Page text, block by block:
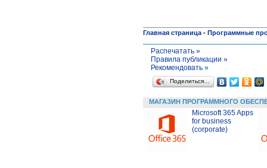
Главная страница - Программные
Распечатать »
Правила публикации »
Рекомендовать »
Поделиться…
МАГАЗИН ПРОГРАММНОГО
Microsoft 365 Apps
for business
(corporate)